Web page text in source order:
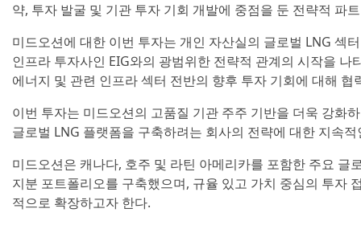
약, 투자 발굴 및 기관 투자 기회 개발에 중점을 둔 전략적 파
미드오션에 대한 이번 투자는 개인 자산실의 글로벌 LNG 섹
인프라 투자사인 EIG와의 광범위한 전략적 관계의 시작을 나
에너지 및 관련 인프라 섹터 전반의 향후 투자 기회에 대해 협
이번 투자는 미드오션의 고품질 기관 주주 기반을 더욱 강화
글로벌 LNG 플랫폼을 구축하려는 회사의 전략에 대한 지속
미드오션은 캐나다, 호주 및 라틴 아메리카를 포함한 주요 글
지분 포트폴리오를 구축했으며, 규율 있고 가치 중심의 투자
적으로 확장하고자 한다.